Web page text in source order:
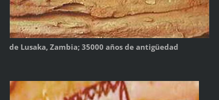
de Lusaka, Zambia; 35000 años de antigüedad